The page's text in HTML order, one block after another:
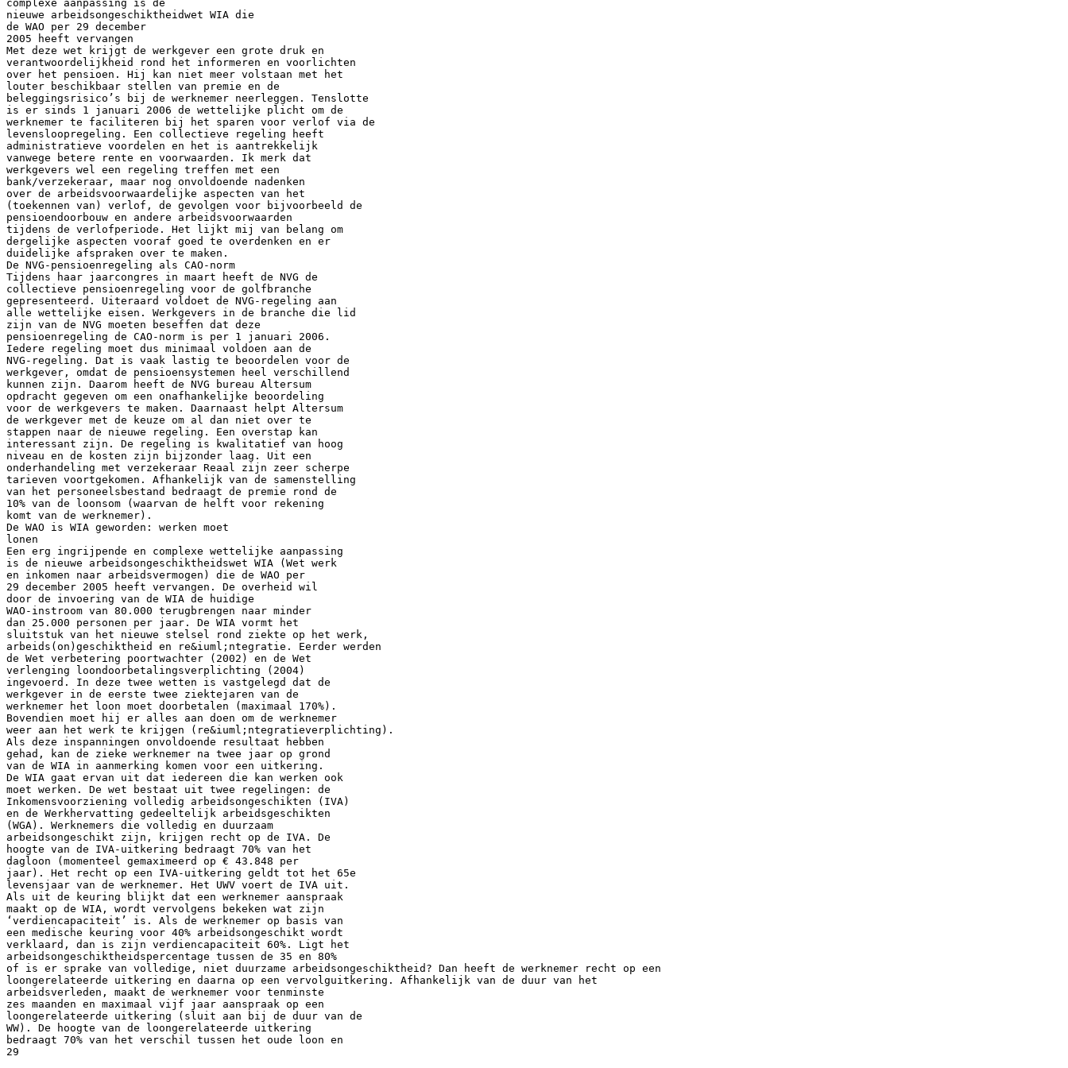
complexe aanpassing is de
nieuwe arbeidsongeschiktheidwet WIA die
de WAO per 29 december
2005 heeft vervangen
Met deze wet krijgt de werkgever een grote druk en
verantwoordelijkheid rond het informeren en voorlichten
over het pensioen. Hij kan niet meer volstaan met het
louter beschikbaar stellen van premie en de
beleggingsrisico’s bij de werknemer neerleggen. Tenslotte
is er sinds 1 januari 2006 de wettelijke plicht om de
werknemer te faciliteren bij het sparen voor verlof via de
levensloopregeling. Een collectieve regeling heeft
administratieve voordelen en het is aantrekkelijk
vanwege betere rente en voorwaarden. Ik merk dat
werkgevers wel een regeling treffen met een
bank/verzekeraar, maar nog onvoldoende nadenken
over de arbeidsvoorwaardelijke aspecten van het
(toekennen van) verlof, de gevolgen voor bijvoorbeeld de
pensioendoorbouw en andere arbeidsvoorwaarden
tijdens de verlofperiode. Het lijkt mij van belang om
dergelijke aspecten vooraf goed te overdenken en er
duidelijke afspraken over te maken.
De NVG-pensioenregeling als CAO-norm
Tijdens haar jaarcongres in maart heeft de NVG de
collectieve pensioenregeling voor de golfbranche
gepresenteerd. Uiteraard voldoet de NVG-regeling aan
alle wettelijke eisen. Werkgevers in de branche die lid
zijn van de NVG moeten beseffen dat deze
pensioenregeling de CAO-norm is per 1 januari 2006.
Iedere regeling moet dus minimaal voldoen aan de
NVG-regeling. Dat is vaak lastig te beoordelen voor de
werkgever, omdat de pensioensystemen heel verschillend
kunnen zijn. Daarom heeft de NVG bureau Altersum
opdracht gegeven om een onafhankelijke beoordeling
voor de werkgevers te maken. Daarnaast helpt Altersum
de werkgever met de keuze om al dan niet over te
stappen naar de nieuwe regeling. Een overstap kan
interessant zijn. De regeling is kwalitatief van hoog
niveau en de kosten zijn bijzonder laag. Uit een
onderhandeling met verzekeraar Reaal zijn zeer scherpe
tarieven voortgekomen. Afhankelijk van de samenstelling
van het personeelsbestand bedraagt de premie rond de
10% van de loonsom (waarvan de helft voor rekening
komt van de werknemer).
De WAO is WIA geworden: werken moet
lonen
Een erg ingrijpende en complexe wettelijke aanpassing
is de nieuwe arbeidsongeschiktheidswet WIA (Wet werk
en inkomen naar arbeidsvermogen) die de WAO per
29 december 2005 heeft vervangen. De overheid wil
door de invoering van de WIA de huidige
WAO-instroom van 80.000 terugbrengen naar minder
dan 25.000 personen per jaar. De WIA vormt het
sluitstuk van het nieuwe stelsel rond ziekte op het werk,
arbeids(on)geschiktheid en re&iuml;ntegratie. Eerder werden
de Wet verbetering poortwachter (2002) en de Wet
verlenging loondoorbetalingsverplichting (2004)
ingevoerd. In deze twee wetten is vastgelegd dat de
werkgever in de eerste twee ziektejaren van de
werknemer het loon moet doorbetalen (maximaal 170%).
Bovendien moet hij er alles aan doen om de werknemer
weer aan het werk te krijgen (re&iuml;ntegratieverplichting).
Als deze inspanningen onvoldoende resultaat hebben
gehad, kan de zieke werknemer na twee jaar op grond
van de WIA in aanmerking komen voor een uitkering.
De WIA gaat ervan uit dat iedereen die kan werken ook
moet werken. De wet bestaat uit twee regelingen: de
Inkomensvoorziening volledig arbeidsongeschikten (IVA)
en de Werkhervatting gedeeltelijk arbeidsgeschikten
(WGA). Werknemers die volledig en duurzaam
arbeidsongeschikt zijn, krijgen recht op de IVA. De
hoogte van de IVA-uitkering bedraagt 70% van het
dagloon (momenteel gemaximeerd op € 43.848 per
jaar). Het recht op een IVA-uitkering geldt tot het 65e
levensjaar van de werknemer. Het UWV voert de IVA uit.
Als uit de keuring blijkt dat een werknemer aanspraak
maakt op de WIA, wordt vervolgens bekeken wat zijn
‘verdiencapaciteit’ is. Als de werknemer op basis van
een medische keuring voor 40% arbeidsongeschikt wordt
verklaard, dan is zijn verdiencapaciteit 60%. Ligt het
arbeidsongeschiktheidspercentage tussen de 35 en 80%
of is er sprake van volledige, niet duurzame arbeidsongeschiktheid? Dan heeft de werknemer recht op een
loongerelateerde uitkering en daarna op een vervolguitkering. Afhankelijk van de duur van het
arbeidsverleden, maakt de werknemer voor tenminste
zes maanden en maximaal vijf jaar aanspraak op een
loongerelateerde uitkering (sluit aan bij de duur van de
WW). De hoogte van de loongerelateerde uitkering
bedraagt 70% van het verschil tussen het oude loon en